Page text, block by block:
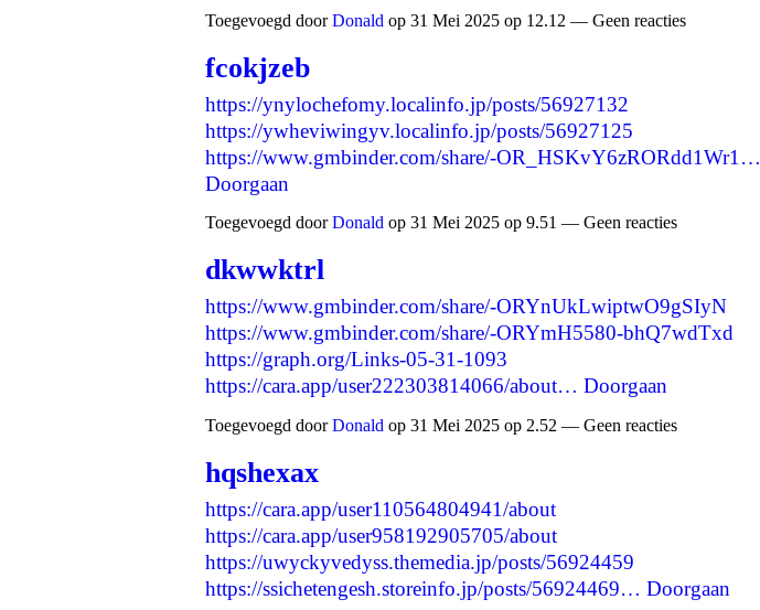
Toegevoegd doorDonald op 31 Mei 2025 op 12.12 — Geen reacties
fcokjzeb
https://ynylochefomy.localinfo.jp/posts/56927132
https://ywheviwingyv.localinfo.jp/posts/56927125
https://www.gmbinder.com/share/-OR_HSKvY6zRORdd1Wr1…
Doorgaan
Toegevoegd doorDonald op 31 Mei 2025 op 9.51 — Geen reacties
dkwwktrl
https://www.gmbinder.com/share/-ORYnUkLwiptwO9gSIyN
https://www.gmbinder.com/share/-ORYmH5580-bhQ7wdTxd
https://graph.org/Links-05-31-1093
https://cara.app/user222303814066/about… Doorgaan
Toegevoegd doorDonald op 31 Mei 2025 op 2.52 — Geen reacties
hqshexax
https://cara.app/user110564804941/about
https://cara.app/user958192905705/about
https://uwyckyvedyss.themedia.jp/posts/56924459
https://ssichetengesh.storeinfo.jp/posts/56924469… Doorgaan